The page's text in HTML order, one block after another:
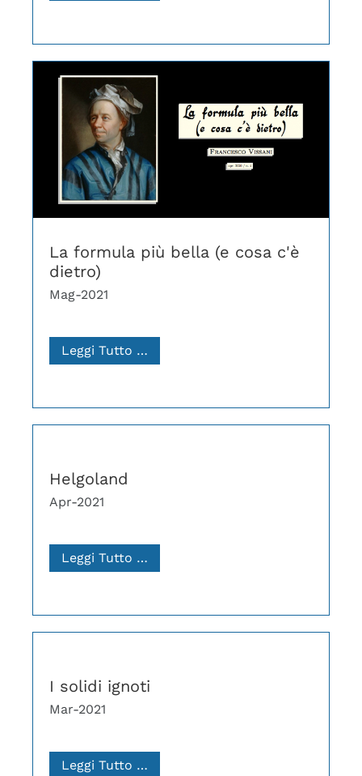
La formula più bella (e cosa c'è
dietro)
Mag-2021
Leggi Tutto …
Helgoland
Apr-2021
Leggi Tutto …
I solidi ignoti
Mar-2021
Leggi Tutto …